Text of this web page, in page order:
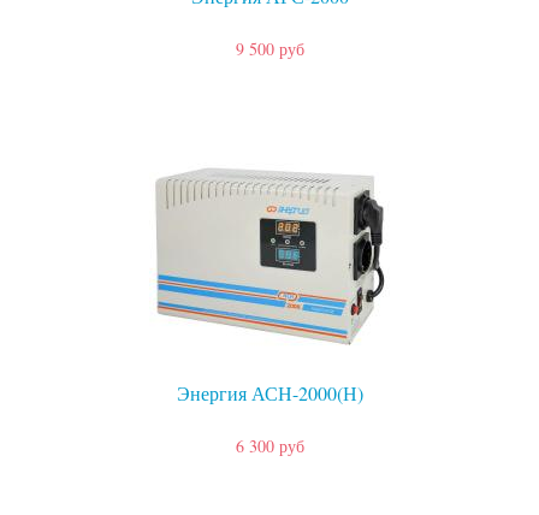
9 500 руб
Энергия АСН-2000(Н)
6 300 руб